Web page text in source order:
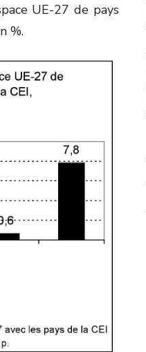
UE-27 de pays
%.